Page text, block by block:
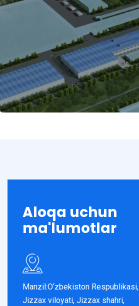
Aloqa uchun
ma'lumotlar
Manzil:O‘zbekiston Respublikasi,
Jizzax viloyati, Jizzax shahri,